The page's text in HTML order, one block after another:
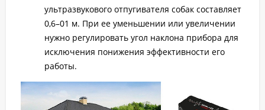
ультразвукового отпугивателя собак составляет
0,6–01 м. При ее уменьшении или увеличении
нужно регулировать угол наклона прибора для
исключения понижения эффективности его
работы.